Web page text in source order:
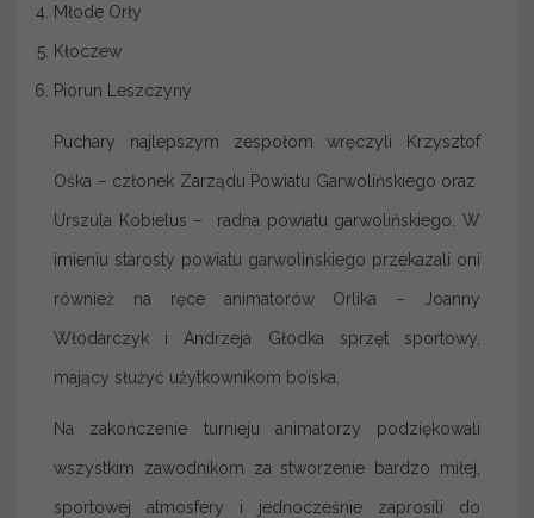
Młode Orły
Kłoczew
Piorun Leszczyny
Puchary najlepszym zespołom wręczyli Krzysztof
Ośka – członek Zarządu Powiatu Garwolińskiego oraz
Urszula Kobielus – radna powiatu garwolińskiego. W
imieniu starosty powiatu garwolińskiego przekazali oni
również na ręce animatorów Orlika – Joanny
Włodarczyk i Andrzeja Głodka sprzęt sportowy,
mający służyć użytkownikom boiska.
Na zakończenie turnieju animatorzy podziękowali
wszystkim zawodnikom za stworzenie bardzo miłej,
sportowej atmosfery i jednocześnie zaprosili do